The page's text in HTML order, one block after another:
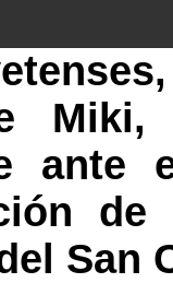
Miki,
ante
San